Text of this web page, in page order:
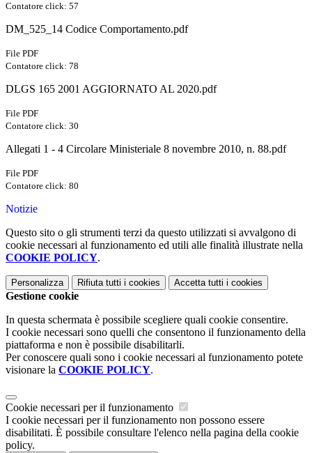
Contatore click: 57
DM_525_14 Codice Comportamento.pdf
File PDF
Contatore click: 78
DLGS 165 2001 AGGIORNATO AL 2020.pdf
File PDF
Contatore click: 30
Allegati 1 - 4 Circolare Ministeriale 8 novembre 2010, n. 88.pdf
File PDF
Contatore click: 80
Notizie
Questo sito o gli strumenti terzi da questo utilizzati si avvalgono di
cookie necessari al funzionamento ed utili alle finalità illustrate nella
COOKIE POLICY.
Personalizza Rifiuta tutti i cookies Accetta tutti i cookies
Gestione cookie
In questa schermata è possibile scegliere quali cookie consentire.
I cookie necessari sono quelli che consentono il funzionamento della
piattaforma e non è possibile disabilitarli.
Per conoscere quali sono i cookie necessari al funzionamento potete
visionare la COOKIE POLICY.
Cookie necessari per il funzionamento
I cookie necessari per il funzionamento non possono essere
disabilitati. È possibile consultare l'elenco nella pagina della cookie
policy.